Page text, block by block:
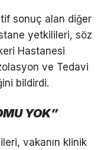
sonuç alan diğer
yetkilileri, söz
Hastanesi
ve Tedavi
bildirdi.
YOK”
vakanın klinik